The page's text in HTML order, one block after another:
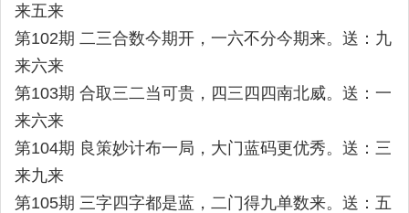
来五来
第102期 二三合数今期开，一六不分今期来。送：九
来六来
第103期 合取三二当可贵，四三四四南北威。送：一
来六来
第104期 良策妙计布一局，大门蓝码更优秀。送：三
来九来
第105期 三字四字都是蓝，二门得九单数来。送：五